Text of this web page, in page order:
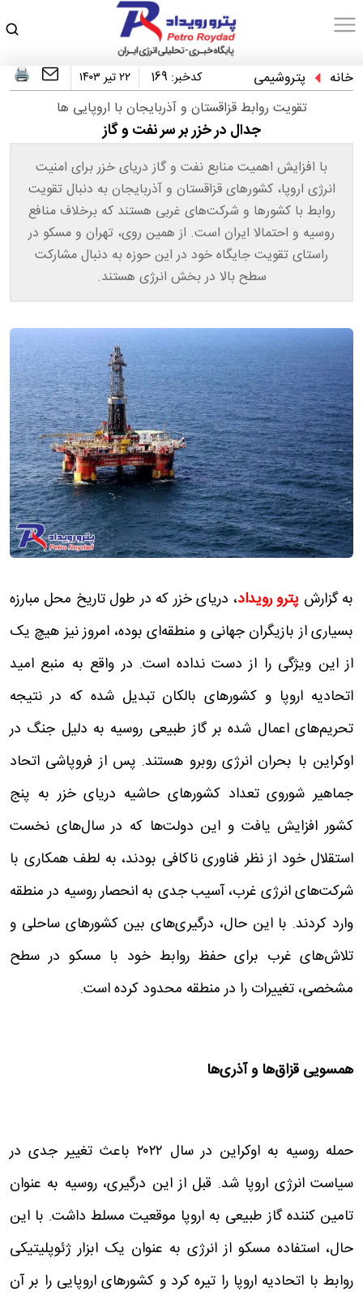
خانه پتروشیمی کدخبر: 169 ۲۲ تیر ۱۴۰۳
تقویت روابط قزاقستان و آذربایجان با اروپایی ها
جدال در خزر بر سر نفت و گاز
با افزایش اهمیت منابع نفت و گاز دریای خزر برای امنیت
انرژی اروپا، کشورهای قزاقستان و آذربایجان به دنبال تقویت
روابط با کشورها و شرکت‌های غربی هستند که برخلاف منافع
روسیه و احتمالا ایران است. از همین روی، تهران و مسکو در
راستای تقویت جایگاه خود در این حوزه به دنبال مشارکت
سطح بالا در بخش انرژی هستند.
به گزارش پترو رویداد، دریای خزر که در طول تاریخ محل مبارزه
بسیاری از بازیگران جهانی و منطقه‌ای بوده، امروز نیز هیچ یک
از این ویژگی را از دست نداده است. در واقع به منبع امید
اتحادیه اروپا و کشورهای بالکان تبدیل شده که در نتیجه
تحریم‌های اعمال شده بر گاز طبیعی روسیه به دلیل جنگ در
اوکراین با بحران انرژی روبرو هستند. پس از فروپاشی اتحاد
جماهیر شوروی تعداد کشورهای حاشیه دریای خزر به پنج
کشور افزایش یافت و این دولت‌ها که در سال‌های نخست
استقلال خود از نظر فناوری ناکافی بودند، به لطف همکاری با
شرکت‌های انرژی غرب، آسیب جدی به انحصار روسیه در منطقه
وارد کردند. با این حال، درگیری‌های بین کشورهای ساحلی و
تلاش‌های غرب برای حفظ روابط خود با مسکو در سطح
مشخصی، تغییرات را در منطقه محدود کرده است.
همسویی قزاق‌ها و آذری‌ها
حمله روسیه به اوکراین در سال ۲۰۲۲ باعث تغییر جدی در
سیاست انرژی اروپا شد. قبل از این درگیری، روسیه به عنوان
تامین کننده گاز طبیعی به اروپا موقعیت مسلط داشت. با این
حال، استفاده مسکو از انرژی به عنوان یک ابزار ژئوپلیتیکی
روابط با اتحادیه اروپا را تیره کرد و کشورهای اروپایی را بر آن